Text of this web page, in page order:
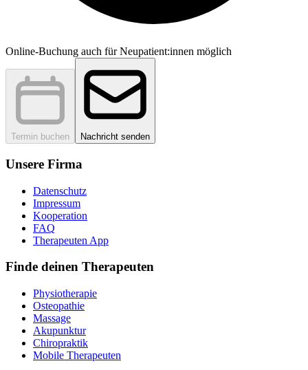
Online-Buchung auch für Neupatient:innen möglich
Termin buchen Nachricht senden
Unsere Firma
Datenschutz
Impressum
Kooperation
FAQ
Therapeuten App
Finde deinen Therapeuten
Physiotherapie
Osteopathie
Massage
Akupunktur
Chiropraktik
Mobile Therapeuten